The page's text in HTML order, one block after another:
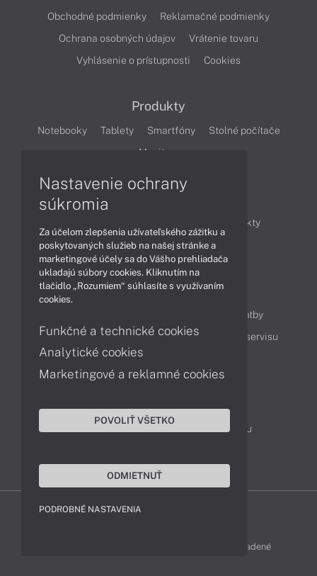
Obchodné podmienky
Reklamačné podmienky
Ochrana osobných údajov
Vrátenie tovaru
Vyhlásenie o prístupnosti
Cookies
Produkty
Notebooky Tablety Smartfóny
Stolné počítače
Monitory
Produkty
Technológie
Videá
Obsah
Možnosti doručenia a platby
Podpora a servis
Servisné služby Cenník servisu
Kontakty
043 4224 771
Obchodné oddelenie
Reklamácia tovaru
LENOVO-SHOP © 2013 - 2026 Všetky práva vyhradené
Nastavenie ochrany
súkromia
Za účelom zlepšenia užívateľského zážitku a
poskytovaných služieb na našej stránke a
marketingové účely sa do Vášho prehliadača
ukladajú súbory cookies. Kliknutím na
tlačidlo „Rozumiem“ súhlasíte s využívaním
cookies.
Funkčné a technické cookies
Analytické cookies
Marketingové a reklamné cookies
POVOLIŤ VŠETKO
ODMIETNUŤ
PODROBNÉ NASTAVENIA